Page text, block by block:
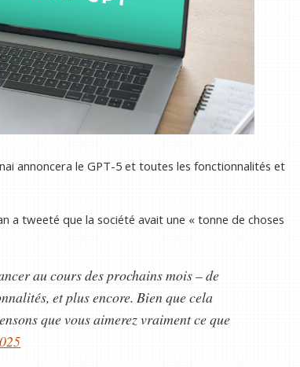
annoncera le GPT-5 et toutes les fonctionnalités et
a tweeté que la société avait une « tonne de choses
au cours des prochains mois – de
et plus encore. Bien que cela
que vous aimerez vraiment ce que